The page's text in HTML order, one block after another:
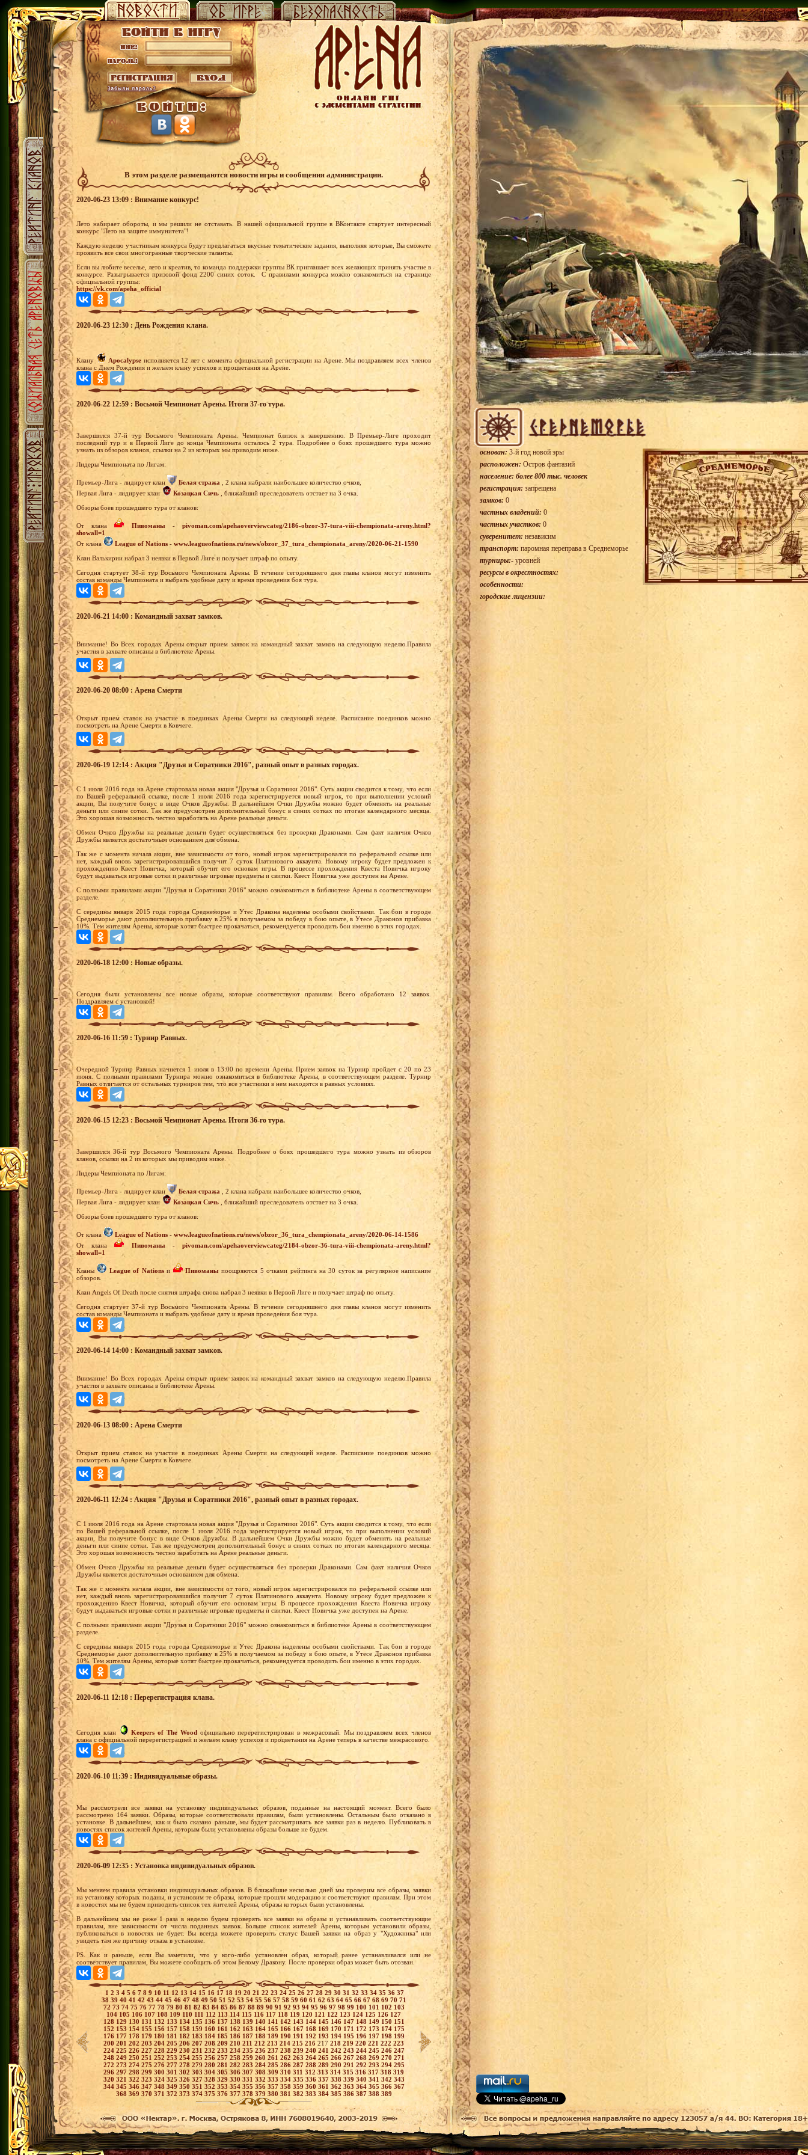
В этом разделе размещаются новости игры и сообщения администрации.
2020-06-23 13:09 : Внимание конкурс!
Лето набирает обороты, и мы решили не отставать. В нашей официальной группе в ВКонтакте стартует интересный
конкурс "Лето на защите иммунитета"!
Каждую неделю участникам конкурса будут предлагаться вкусные тематические задания, выполняя которые, Вы сможете
проявить все свои многогранные творческие таланты.
Если вы любите веселье, лето и креатив, то команда поддержки группы ВК приглашает всех желающих принять участие в
конкурсе. Разыгрывается призовой фонд 2200 синих соток. С правилами конкурса можно ознакомиться на странице
официальной группы:
https://vk.com/apeha_official
2020-06-23 12:30 : День Рождения клана.
Клану Apocalypseисполняется 12 лет с момента официальной регистрации на Арене. Мы поздравляем всех членов
клана с Днем Рождения и желаем клану успехов и процветания на Арене.
2020-06-22 12:59 : Восьмой Чемпионат Арены. Итоги 37-го тура.
Завершился 37-й тур Восьмого Чемпионата Арены. Чемпионат близок к завершению. В Премьер-Лиге проходит
последний тур и в Первой Лиге до конца Чемпионата осталось 2 тура. Подробнее о боях прошедшего тура можно
узнать из обзоров кланов, ссылки на 2 из которых мы приводим ниже.
Лидеры Чемпионата по Лигам:
Премьер-Лига - лидирует клан Белая стража , 2 клана набрали наибольшее количество очков,
Первая Лига - лидирует клан
Козацкая Сичь , ближайший преследователь отстает на 3 очка.
Обзоры боев прошедшего тура от кланов:
От клана Пивоманы -pivoman.com/apehaoverviewcateg/2186-obzor-37-tura-viii-chempionata-areny.html?
showall=1
От клана
League of Nations - www.leagueofnations.ru/news/obzor_37_tura_chempionata_areny/2020-06-21-1590
Клан Валькирии набрал 3 неявки в Первой Лиге и получает штраф по опыту.
Сегодня стартует 38-й тур Восьмого Чемпионата Арены. В течение сегодняшнего дня главы кланов могут изменить
состав команды Чемпионата и выбрать удобные дату и время проведения боя тура.
2020-06-21 14:00 : Командный захват замков.
Внимание! Во Всех городах Арены открыт прием заявок на командный захват замков на следующую неделю.Правила
участия в захвате описаны в библиотеке Арены.
2020-06-20 08:00 : Арена Смерти
Открыт прием ставок на участие в поединках Арены Смерти на следующей неделе. Расписание поединков можно
посмотреть на Арене Смерти в Ковчеге.
2020-06-19 12:14 : Акция "Друзья и Соратники 2016", разный опыт в разных городах.
С 1 июля 2016 года на Арене стартовала новая акция "Друзья и Соратники 2016". Суть акции сводится к тому, что если
по Вашей реферальной ссылке, после 1 июля 2016 года зарегистрируется новый игрок, то при выполнении условий
акции, Вы получите бонус в виде Очков Дружбы. В дальнейшем Очки Дружбы можно будет обменять на реальные
деньги или синие сотки. Так же предусмотрен дополнительный бонус в синих сотках по итогам календарного месяца.
Это хорошая возможность честно заработать на Арене реальные деньги.
Обмен Очков Дружбы на реальные деньги будет осуществляться без проверки Драконами. Сам факт наличия Очков
Дружбы является достаточным основанием для обмена.
Так же с момента начала акции, вне зависимости от того, новый игрок зарегистрировался по реферальной ссылке или
нет, каждый вновь зарегистрировавшийся получит 7 суток Платинового аккаунта. Новому игроку будет предложен к
прохождению Квест Новичка, который обучит его основам игры. В процессе прохождения Квеста Новичка игроку
будут выдаваться игровые сотки и различные игровые предметы и свитки. Квест Новичка уже доступен на Арене.
С полными правилами акции "Друзья и Соратники 2016" можно ознакомиться в библиотеке Арены в соответствующем
разделе.
С середины января 2015 года города Среднеморье и Утес Дракона наделены особыми свойствами. Так бои в городе
Среднеморье дают дополнительную прибавку в 25% в получаемом за победу в бою опыте, в Утесе Драконов прибавка
10%. Тем жителям Арены, которые хотят быстрее прокачаться, рекомендуется проводить бои именно в этих городах.
2020-06-18 12:00 : Новые образы.
Сегодня были установлены все новые образы, которые соответствуют правилам. Всего обработано 12 заявок.
Поздравляем с установкой!
2020-06-16 11:59 : Турнир Равных.
Очередной Турнир Равных начнется 1 июля в 13:00 по времени Арены. Прием заявок на Турнир пройдет с 20 по 23
июня. С полными правилами Турнира можно ознакомиться в библиотеке Арены, в соответствующем разделе. Турнир
Равных отличается от остальных турниров тем, что все участники в нем находятся в равных условиях.
2020-06-15 12:23 : Восьмой Чемпионат Арены. Итоги 36-го тура.
Завершился 36-й тур Восьмого Чемпионата Арены. Подробнее о боях прошедшего тура можно узнать из обзоров
кланов, ссылки на 2 из которых мы приводим ниже.
Лидеры Чемпионата по Лигам:
Премьер-Лига - лидирует клан Белая стража , 2 клана набрали наибольшее количество очков,
Первая Лига - лидирует клан
Козацкая Сичь , ближайший преследователь отстает на 3 очка.
Обзоры боев прошедшего тура от кланов:
От клана League of Nations - www.leagueofnations.ru/news/obzor_36_tura_chempionata_areny/2020-06-14-1586
От клана
Пивоманы-pivoman.com/apehaoverviewcateg/2184-obzor-36-tura-viii-chempionata-areny.html?
showall=1
Кланы League of Nationsи Пивоманыпоощряются 5 очками рейтинга на 30 суток за регулярное написание
обзоров.
Клан Angels Of Death после снятия штрафа снова набрал 3 неявки в Первой Лиге и получает штраф по опыту.
Сегодня стартует 37-й тур Восьмого Чемпионата Арены. В течение сегодняшнего дня главы кланов могут изменить
состав команды Чемпионата и выбрать удобные дату и время проведения боя тура.
2020-06-14 14:00 : Командный захват замков.
Внимание! Во Всех городах Арены открыт прием заявок на командный захват замков на следующую неделю.Правила
участия в захвате описаны в библиотеке Арены.
2020-06-13 08:00 : Арена Смерти
Открыт прием ставок на участие в поединках Арены Смерти на следующей неделе. Расписание поединков можно
посмотреть на Арене Смерти в Ковчеге.
2020-06-11 12:24 : Акция "Друзья и Соратники 2016", разный опыт в разных городах.
С 1 июля 2016 года на Арене стартовала новая акция "Друзья и Соратники 2016". Суть акции сводится к тому, что если
по Вашей реферальной ссылке, после 1 июля 2016 года зарегистрируется новый игрок, то при выполнении условий
акции, Вы получите бонус в виде Очков Дружбы. В дальнейшем Очки Дружбы можно будет обменять на реальные
деньги или синие сотки. Так же предусмотрен дополнительный бонус в синих сотках по итогам календарного месяца.
Это хорошая возможность честно заработать на Арене реальные деньги.
Обмен Очков Дружбы на реальные деньги будет осуществляться без проверки Драконами. Сам факт наличия Очков
Дружбы является достаточным основанием для обмена.
Так же с момента начала акции, вне зависимости от того, новый игрок зарегистрировался по реферальной ссылке или
нет, каждый вновь зарегистрировавшийся получит 7 суток Платинового аккаунта. Новому игроку будет предложен к
прохождению Квест Новичка, который обучит его основам игры. В процессе прохождения Квеста Новичка игроку
будут выдаваться игровые сотки и различные игровые предметы и свитки. Квест Новичка уже доступен на Арене.
С полными правилами акции "Друзья и Соратники 2016" можно ознакомиться в библиотеке Арены в соответствующем
разделе.
С середины января 2015 года города Среднеморье и Утес Дракона наделены особыми свойствами. Так бои в городе
Среднеморье дают дополнительную прибавку в 25% в получаемом за победу в бою опыте, в Утесе Драконов прибавка
10%. Тем жителям Арены, которые хотят быстрее прокачаться, рекомендуется проводить бои именно в этих городах.
2020-06-11 12:18 : Перерегистрация клана.
Сегодня клан Keepers of The Woodофициально перерегистрирован в межрасовый. Мы поздравляем всех членов
клана с официальной перерегистрацией и желаем клану успехов и процветания на Арене теперь в качестве межрасового.
2020-06-10 11:39 : Индивидуальные образы.
Мы рассмотрели все заявки на установку индивидуальных образов, поданные на настоящий момент. Всего было
рассмотрено 164 заявки. Образы, которые соответствовали правилам, были установлены. Остальным было отказано в
установке. В дальнейшем, как и было сказано раньше, мы будет рассматривать все заявки раз в неделю. Публиковать в
новостях список жителей Арены, которым были установлены образы больше не будем.
2020-06-09 12:35 : Установка индивидуальных образов.
Мы меняем правила установки индивидуальных образов. В ближайшие несколько дней мы проверим все образы, заявки
на установку которых поданы, и установим те образы, которые прошли модерацию и соответствуют правилам. При этом
в новостях мы не будем приводить список тех жителей Арены, образы которых были установлены.
В дальнейшем мы не реже 1 раза в неделю будем проверять все заявки на образы и устанавливать соответствующие
правилам, вне зависимости от числа поданных заявок. Больше список жителей Арены, которым установили образы,
публиковаться в новостях не будет. Вы всегда можете проверить статус Вашей заявки на образ у "Художника" или
увидеть там же причину отказа в установке.
PS. Как и раньше, если Вы заметили, что у кого-либо установлен образ, который ранее устанавливался или не
соответствует правилам, Вы можете сообщить об этом Белому Дракону. После проверки образ может быть отозван.
1 2 3 4 5 6 7 8 9 10 11 12 13 14 15 16 17 18 19 20 21 22 23 24 25 26 27 28 29 30 31 32 33 34 35 36 37
38 39 40 41 42 43 44 45 46 47 48 49 50 51 52 53 54 55 56 57 58 59 60 61 62 63 64 65 66 67 68 69 70 71
72 73 74 75 76 77 78 79 80 81 82 83 84 85 86 87 88 89 90 91 92 93 94 95 96 97 98 99 100 101 102 103
104 105 106 107 108 109 110 111 112 113114 115 116 117 118 119 120 121 122 123 124 125 126 127
128 129 130 131 132 133 134 135 136 137 138 139 140 141 142 143 144 145 146 147 148 149 150 151
152 153 154 155 156 157 158 159 160 161 162 163 164 165 166 167 168 169 170 171 172 173 174 175
176 177 178 179 180 181 182 183 184 185 186 187 188189 190 191 192 193 194 195 196 197 198 199
200 201 202 203 204 205 206 207 208 209 210 211 212 213 214 215 216 217 218 219 220 221 222 223
224 225 226 227 228 229 230 231 232 233 234 235 236 237 238 239 240 241 242 243 244 245 246 247
248 249 250 251 252 253 254 255 256 257 258 259 260 261 262 263 264 265 266 267 268 269 270 271
272 273 274 275 276 277 278 279 280 281 282 283 284 285 286 287 288 289 290 291 292 293 294 295
296 297 298 299 300 301 302 303 304 305 306 307 308 309 310 311 312 313 314 315 316 317 318 319
320 321 322 323 324 325 326 327 328 329 330 331 332 333 334 335 336 337 338 339 340 341 342 343
344 345 346 347 348 349 350 351 352 353354 355 356 357 358 359 360 361 362 363 364 365 366 367
368 369 370 371 372 373 374 375 376 377 378 379 380 381 382 383 384 385 386 387 388 389
основан:3-й год новой эры
расположен: Остров фантазий
население: более 800 тыс. человек
регистрация: запрещена
замков: 0
частных владений: 0
частных участков: 0
суверенитет: независим
транспорт: паромная переправа в Среднеморье
турниры:- уровней
ресурсы в окрестностях:
особенности:
городские лицензии: